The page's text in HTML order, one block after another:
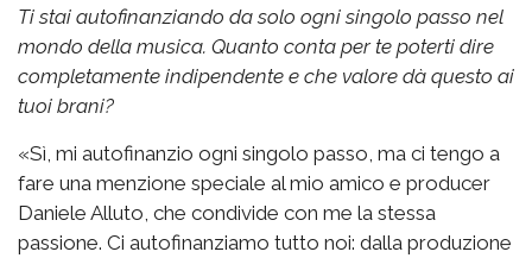
Ti stai autofinanziando da solo ogni singolo passo nel
mondo della musica. Quanto conta per te poterti dire
completamente indipendente e che valore dà questo ai
tuoi brani?
«Sì, mi autofinanzio ogni singolo passo, ma ci tengo a
fare una menzione speciale al mio amico e producer
Daniele Alluto, che condivide con me la stessa
passione. Ci autofinanziamo tutto noi: dalla produzione